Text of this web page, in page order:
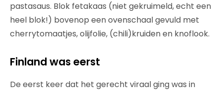
pastasaus. Blok fetakaas (niet gekruimeld, echt een
heel blok!) bovenop een ovenschaal gevuld met
cherrytomaatjes, olijfolie, (chili)kruiden en knoflook.
Finland was eerst
De eerst keer dat het gerecht viraal ging was in